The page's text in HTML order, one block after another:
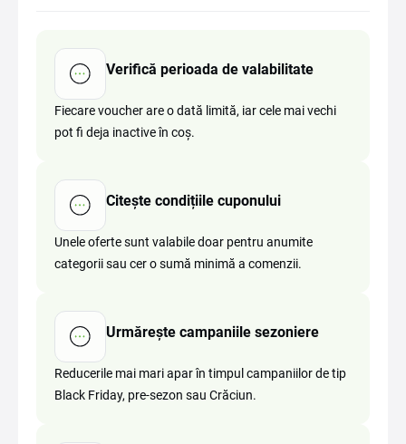
Verifică perioada de valabilitate
Fiecare voucher are o dată limită, iar cele mai vechi
pot fi deja inactive în coș.
Citește condițiile cuponului
Unele oferte sunt valabile doar pentru anumite
categorii sau cer o sumă minimă a comenzii.
Urmărește campaniile sezoniere
Reducerile mai mari apar în timpul campaniilor de tip
Black Friday, pre-sezon sau Crăciun.